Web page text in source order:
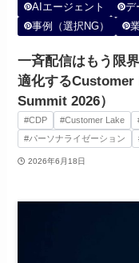
AIエージェント デ
事例（選択NG）
一斉配信はもう限
適化する
Summit 2026）
#CDP #Customer Lake
#パーソナライゼーション
2026年6月18日